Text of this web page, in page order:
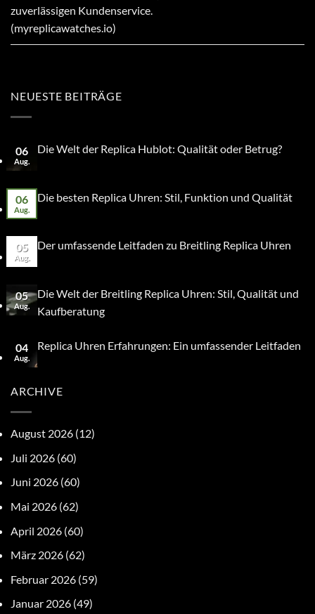
zuverlässigen Kundenservice.
(myreplicawatches.io)
NEUESTE BEITRÄGE
06
Aug.
Die Welt der Replica Hublot: Qualität oder Betrug?
06
Aug.
Die besten Replica Uhren: Stil, Funktion und Qualität
05
Aug.
Der umfassende Leitfaden zu Breitling Replica Uhren
05
Aug.
Die Welt der Breitling Replica Uhren: Stil, Qualität und
Kaufberatung
04
Aug.
Replica Uhren Erfahrungen: Ein umfassender Leitfaden
ARCHIVE
August 2026 (12)
Juli 2026 (60)
Juni 2026 (60)
Mai 2026 (62)
April 2026 (60)
März 2026 (62)
Februar 2026 (59)
Januar 2026 (49)